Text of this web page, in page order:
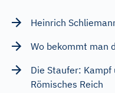
Heinrich
Wo bekommt man
Die Staufer:
Römisches Reich